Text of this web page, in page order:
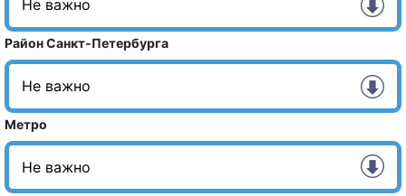
Район Санкт-Петербурга
Метро